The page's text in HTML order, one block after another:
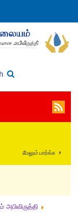
மேலும் பார்க்க